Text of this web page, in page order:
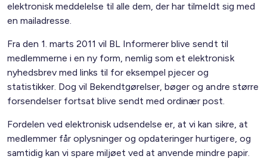
elektronisk meddelelse til alle dem, der har tilmeldt sig med
en mailadresse.
Fra den 1. marts 2011 vil BL Informerer blive sendt til
medlemmerne i en ny form, nemlig som et elektronisk
nyhedsbrev med links til for eksempel pjecer og
statistikker. Dog vil Bekendtgørelser, bøger og andre større
forsendelser fortsat blive sendt med ordinær post.
Fordelen ved elektronisk udsendelse er, at vi kan sikre, at
medlemmer får oplysninger og opdateringer hurtigere, og
samtidig kan vi spare miljøet ved at anvende mindre papir.